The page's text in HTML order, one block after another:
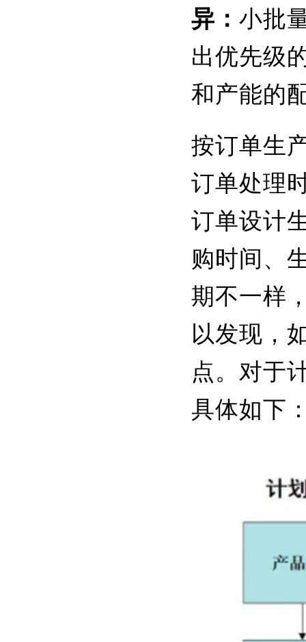
异： 小批
出优先级
和产能的
按订单生
订单处理
订单设计
购时间、
期不一样
以发现，
点。对于
具体如下